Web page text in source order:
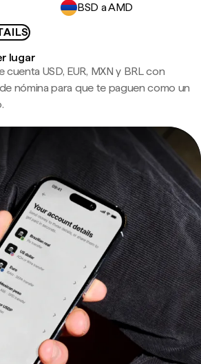
BSD a AMD
lugar
USD, EUR, MXN y BRL con
nómina para que te paguen como un